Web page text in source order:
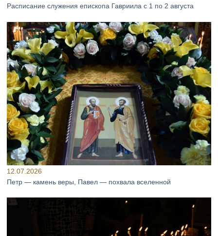
Расписание служения епископа Гавриила с 1 по 2 августа
12.07.2026
Петр — камень веры, Павел — похвала вселенной